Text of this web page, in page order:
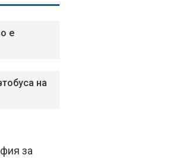
е
на
за